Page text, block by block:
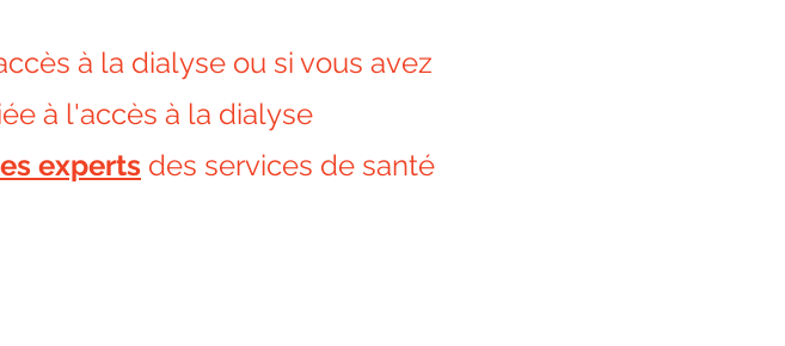
à la dialyse ou si vous avez
à l'accès à la dialyse
experts des services de santé